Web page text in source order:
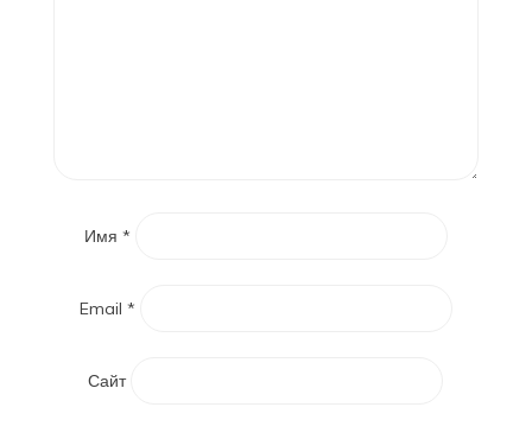
Имя *
Email *
Сайт